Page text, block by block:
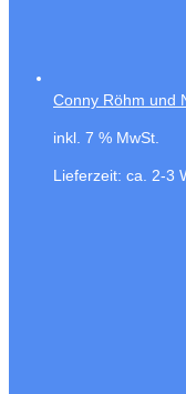
Conny Röhm und
inkl. 7 % MwSt.
Lieferzeit: ca. 2-3